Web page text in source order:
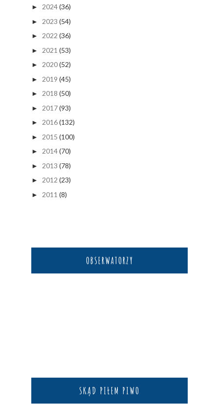
► 2024(36)
► 2023 (54)
► 2022 (36)
► 2021 (53)
► 2020(52)
► 2019 (45)
► 2018 (50)
► 2017(93)
► 2016(132)
► 2015 (100)
► 2014(70)
► 2013 (78)
► 2012 (23)
► 2011 (8)
OBSERWATORZY
SKĄD PIŁEM PIWO